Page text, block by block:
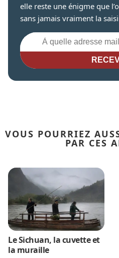
elle reste une énigme que
sans jamais vraiment la
VOUS POURRIEZ
PAR CES
Le Sichuan, la cuvette et
la muraille